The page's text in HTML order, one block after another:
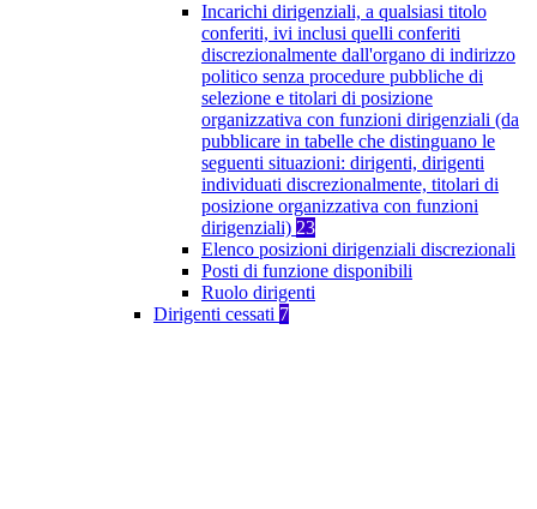
Incarichi dirigenziali, a qualsiasi titolo
conferiti, ivi inclusi quelli conferiti
discrezionalmente dall'organo di indirizzo
politico senza procedure pubbliche di
selezione e titolari di posizione
organizzativa con funzioni dirigenziali (da
pubblicare in tabelle che distinguano le
seguenti situazioni: dirigenti, dirigenti
individuati discrezionalmente, titolari di
posizione organizzativa con funzioni
dirigenziali) 23
Elenco posizioni dirigenziali discrezionali
Posti di funzione disponibili
Ruolo dirigenti
Dirigenti cessati 7